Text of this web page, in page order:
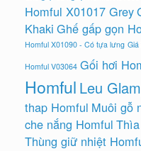
Homful X01017 Grey
Khaki Ghế gấp gọn
Homful X01090 - Có tựa lưng
Homful V03064 Gối hơi
Homful Leu
thap Homful Muôi gỗ
che nắng Homful
Thùng giữ nhiệt